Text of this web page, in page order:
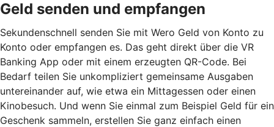
Geld senden und empfangen
Sekundenschnell senden Sie mit Wero Geld von Konto zu
Konto oder empfangen es. Das geht direkt über die VR
Banking App oder mit einem erzeugten QR-Code. Bei
Bedarf teilen Sie unkompliziert gemeinsame Ausgaben
untereinander auf, wie etwa ein Mittagessen oder einen
Kinobesuch. Und wenn Sie einmal zum Beispiel Geld für ein
Geschenk sammeln, erstellen Sie ganz einfach einen